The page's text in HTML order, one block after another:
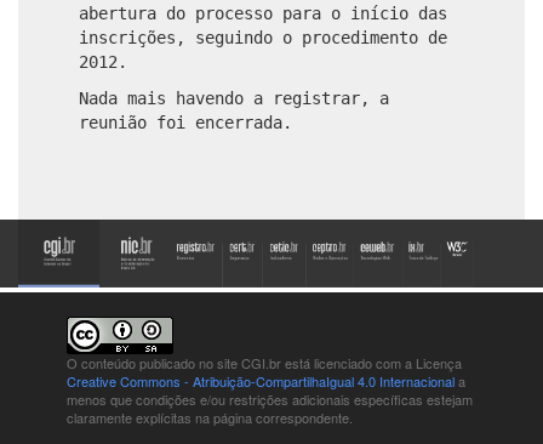
abertura do processo para o início das
inscrições, seguindo o procedimento de
2012.
Nada mais havendo a registrar, a
reunião foi encerrada.
O conteúdo publicado no site CGI.br está licenciado com a Licença
Creative Commons - Atribuição-CompartilhaIgual 4.0 Internacionala
menos que condições e/ou restrições adicionais específicas estejam
claramente explícitas na página correspondente.